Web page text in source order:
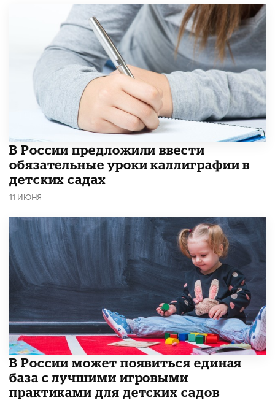
В России предложили ввести
обязательные уроки каллиграфии в
детских садах
11 ИЮНЯ
В России может появиться единая
база с лучшими игровыми
практиками для детских садов